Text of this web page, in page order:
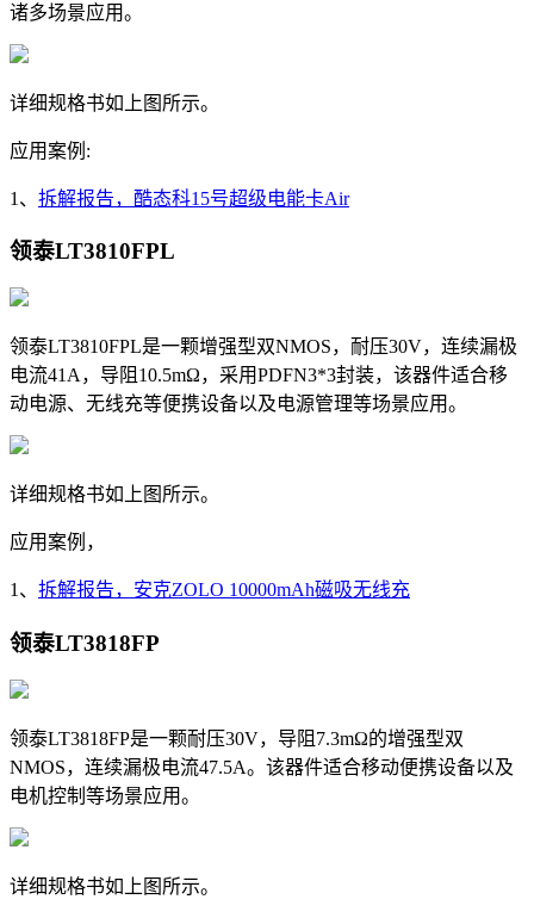
诸多场景应用。
详细规格书如上图所示。
应用案例:
1、 拆解报告，酷态科15号超级电能卡Air
领泰LT3810FPL
领泰LT3810FPL是一颗增强型双NMOS，耐压30V， 连续漏极
电流41A，导阻10.5mΩ，采用PDFN3*3封装，该器件适合移
动电源、无线充等便携设备以及电源管理等场景应用。
详细规格书如上图所示。
应用案例，
1、 拆解报告，安克ZOLO 10000mAh磁吸无线充
领泰LT3818FP
领泰LT3818FP是一颗耐压30V，导阻7.3mΩ的增强型双
NMOS，连续漏极电流47.5A。该器件适合移动便携设备以及
电机控制等场景应用。
详细规格书如上图所示。